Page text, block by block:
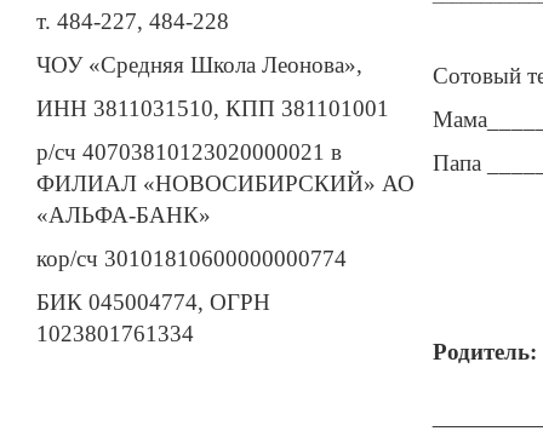
т. 484-227, 484-228
ЧОУ «Средняя Школа Леонова»,
ИНН 3811031510, КПП 381101001
р/сч 40703810123020000021 в
ФИЛИАЛ «НОВОСИБИРСКИЙ» АО
«АЛЬФА-БАНК»
кор/сч 30101810600000000774
БИК 045004774, ОГРН
1023801761334
Сотовый
Папа
Родитель: